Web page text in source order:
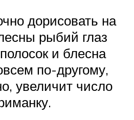
дорисовать на
рыбий глаз
и блесна
по-другому,
увеличит число